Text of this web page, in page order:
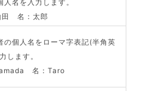
人名を入力します。
田 名：太郎
の個人名をローマ字表記(半角英
します。
名：Taro